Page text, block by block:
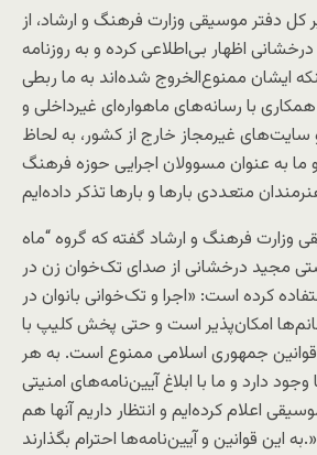
کل دفتر موسیقی وزارت فرهنگ و ارشاد، از
اظهار بی‌اطلاعی کرده و به روزنامه
ایشان ممنوع‌الخروج شده‌اند به ما ربطی
همکاری با رسانه‌های ماهواره‌ای غیرداخلی و
سایت‌های غیرمجاز خارج از کشور، به لحاظ
ما به عنوان مسوولان اجرایی حوزه فرهنگ
وزارت فرهنگ و ارشاد گفته که گروه “ماه
مجید درخشانی از صدای تک‌خوان زن در
کرده است: «اجرا و تک‌خوانی بانوان در
امکان‌پذیر است و حتی پخش کلیپ با
جمهوری اسلامی ممنوع است. به هر
دارد و ما با ابلاغ آیین‌نامه‌های امنیتی
اعلام کرده‌ایم و انتظار داریم آنها هم
به این قوانین و آیین‌نامه‌ها احترام بگذارند.»